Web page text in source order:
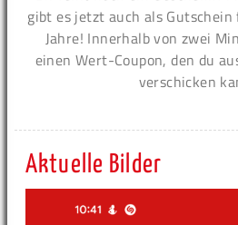
gibt es jetzt auch als
Jahre! Innerhalb von zwei
einen Wert-Coupon, den du
verschicken
Aktuelle Bilder